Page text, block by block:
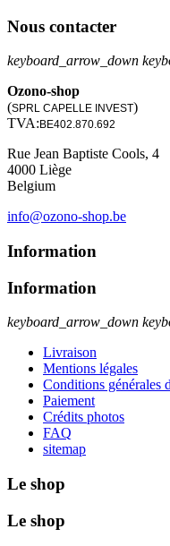
Nous contacter
keyboard_arrow_down
Ozono-shop
(SPRL CAPELLE INVEST)
TVA: BE402.870.692
Rue Jean Baptiste Cools, 4
4000 Liège
Belgium
info@ozono-shop.be
Information
Information
keyboard_arrow_down
Livraison
Mentions légales
Conditions générales
Paiement
Crédits photos
FAQ
sitemap
Le shop
Le shop